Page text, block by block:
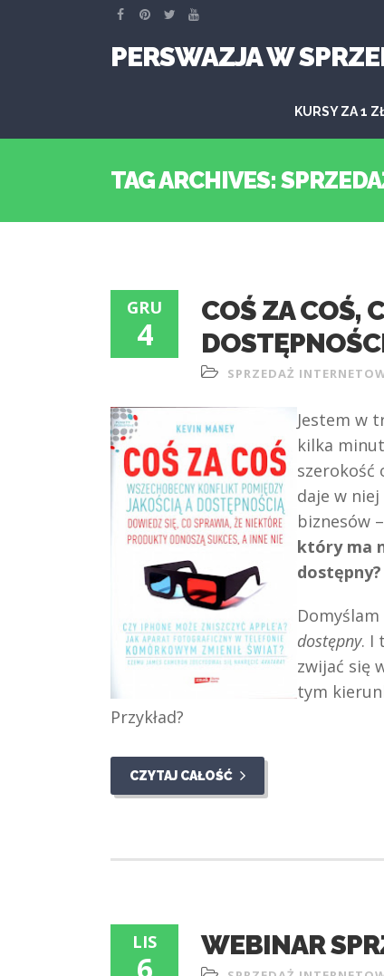
PERSWAZJA W
KURSY ZA 1
TAG ARCHIVES:
GRU
4
COŚ ZA COŚ,
SPRZEDAŻ
Jestem w
kilka
szerokość
daje w
biznesów
który ma
dostępny?
dostępny. I
zwijać się
tym
Przykład?
CZYTAJ CAŁOŚĆ
LIS WEBINAR